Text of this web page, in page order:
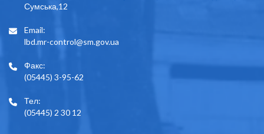
Сумська,12
Email:
lbd.mr-control@sm.gov.ua
Факс:
(05445) 3-95-62
Тел:
(05445) 2 30 12